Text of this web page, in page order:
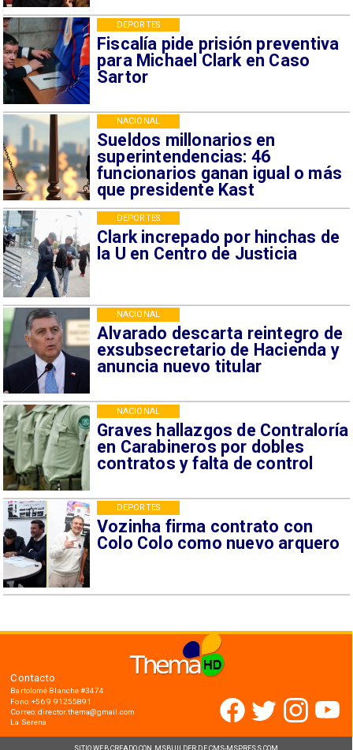
Fiscalía pide prisión preventiva
para Michael Clark en Caso
Sartor
DEPORTES
Sueldos millonarios en
superintendencias: 46
funcionarios ganan igual o más
que presidente Kast
NACIONAL
Clark increpado por hinchas de
la U en Centro de Justicia
DEPORTES
Alvarado descarta reintegro de
exsubsecretario de Hacienda y
anuncia nuevo titular
NACIONAL
Graves hallazgos de Contraloría
en Carabineros por dobles
contratos y falta de control
NACIONAL
Vozinha firma contrato con
Colo Colo como nuevo arquero
DEPORTES
SITIO WEB CREADO CON MSBUILDER DE CMS-MSPRESS.COM
Contacto
Bartolomé Blanche #3474
Fono: +56 9 91255891
Correo: director.thema@gmail.com
La Serena